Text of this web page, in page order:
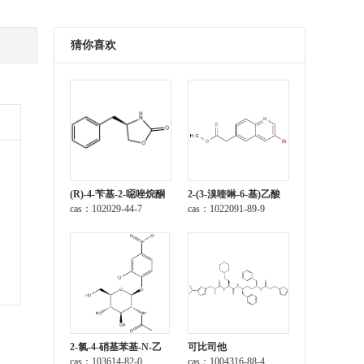
猜你喜欢
(R)-4-苄基-2-噁唑烷酮
cas：102029-44-7
2-(3-溴喹啉-6-基)乙酸
甲酯
cas：1022091-89-9
2-氯-4-硝基苯基-N-乙
酰-β-D-氨基葡萄糖苷
cas：103614-82-0
可比司他
cas：1004316-88-4